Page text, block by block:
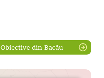
Obiective din Bacău